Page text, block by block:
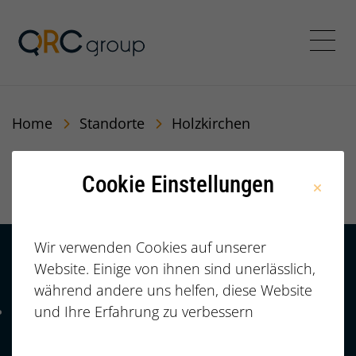
QRC Personalberatung
Home Standorte Holzkirchen
Holzkirchen
Kontakt
+49 (0)
911/23733277
Telefonnummer: 4 9 0 9 1 1 2 3 7 3 3 2 7 7
HÄUFIGE FRAGEN |
FAQ
Cookie Einstellungen
Wir verwenden Cookies auf unserer
Website. Einige von ihnen sind unerlässlich,
während andere uns helfen, diese Website
und Ihre Erfahrung zu verbessern